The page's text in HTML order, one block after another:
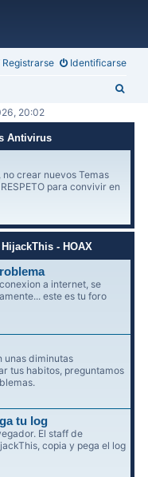
Identificarse
Registrarse
c
20:02
Antivirus
crear nuevos Temas
para convivir en
- HOAX
a internet, se
este es tu foro
unas diminutas
tus habitos, preguntamos
tu log
El staff de
copia y pega el log